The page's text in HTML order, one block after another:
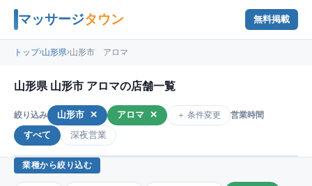
マッサージタウン 無料掲載
トップ›山形県›山形市 アロマ
山形県 山形市 アロマの店舗一覧
絞り込み 山形市 ✕ アロマ ✕ ＋ 条件変更 営業時間
すべて 深夜営業
業種から絞り込む